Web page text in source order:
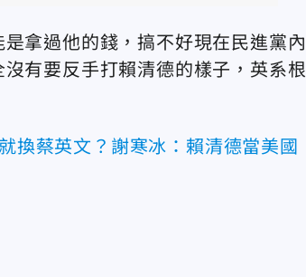
拿過他的錢，搞不好現在民進黨內
有要反手打賴清德的樣子，英系根
蔡英文？謝寒冰：賴清德當美國